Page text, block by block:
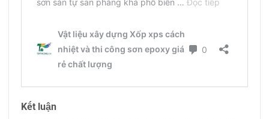
Kết luận